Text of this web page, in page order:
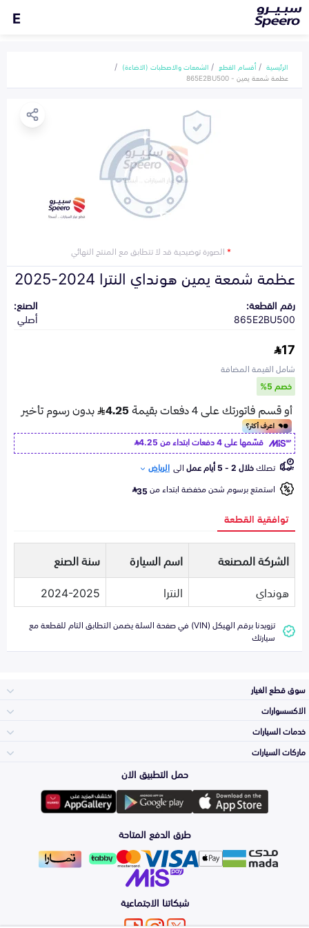
E
الرئيسية أقسام القطع
الشمعات والاصطبات (الاضاءة)
عظمة شمعة يمين - 865E2BU500
*الصورة توضيحية قد لا تتطابق مع المنتج النهائي
عظمة شمعة يمين هونداي النترا 2024-2025
رقم القطعة:
865E2BU500
الصنع:
أصلي
17
شامل القيمة المضافة
خصم 5%
قسّمها على 4 دفعات ابتداء من
4.25
تصلكخلال 2 - 5 أيام عمل الى الرياض
استمتع برسوم شحن مخفضة ابتداء من35
توافقية القطعة
الشركة المصنعة اسم السيارة
سنة الصنع
هونداي
النترا 2024-2025
تزويدنا برقم الهيكل (VIN) في صفحة السلة يضمن التطابق التام للقطعة مع
سيارتك
سوق قطع الغيار
المكائن، القيرات
وملحقاتها
الشمعات
والاصطبات (الاضاءة)
الفرامل والأقمشة
الاكسسوارات
لوازم الرحلات
اكسسوارات العناية
الزيوت و السوائل
خدمات السيارات
الأكثر مبيعاً
التلميع والعناية
ماركات السيارات
تويوتا
هيونداي
كيا
حمل التطبيق الان
طرق الدفع المتاحة
شبكاتنا الاجتماعية